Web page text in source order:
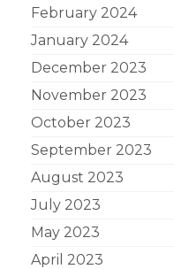
February 2024
January 2024
December 2023
November 2023
October 2023
September 2023
August 2023
July 2023
May 2023
April 2023